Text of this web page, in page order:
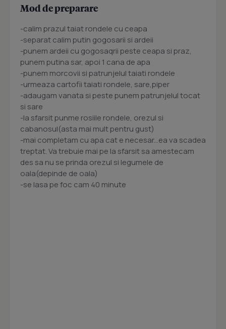
Mod de preparare
-calim prazul taiat rondele cu ceapa
-separat calim putin gogosarii si ardeii
-punem ardeii cu gogosaqrii peste ceapa si praz,
punem putina sar, apoi 1 cana de apa
-punem morcovii si patrunjelul taiati rondele
-urmeaza cartofii taiati rondele, sare,piper
-adaugam vanata si peste punem patrunjelul tocat
si sare
-la sfarsit punme rosiile rondele, orezul si
cabanosul(asta mai mult pentru gust)
-mai completam cu apa cat e necesar...ea va scadea
treptat. Va trebuie mai pe la sfarsit sa amestecam
des sa nu se prinda orezul si legumele de
oala(depinde de oala)
-se lasa pe foc cam 40 minute